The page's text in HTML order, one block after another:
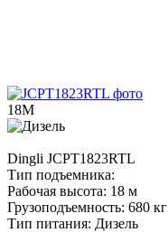
18М
Dingli JCPT1823RTL
Тип подъемника:
Рабочая высота: 18 м
Грузоподъемность: 680 кг
Тип питания: Дизель